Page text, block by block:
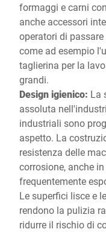
formaggi e carni
anche accessori
operatori di
come ad esempio
taglierina per la
grandi.
Design igienico: La
assoluta
industriali sono
aspetto. La
resistenza delle
corrosione, anche
frequentemente
Le superfici lisce e
rendono la pulizia
ridurre il rischio di